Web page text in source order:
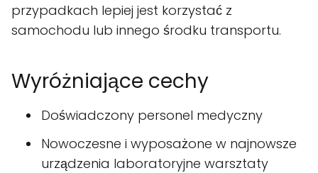
przypadkach lepiej jest korzystać z
samochodu lub innego środku transportu.
Wyróżniające cechy
Doświadczony personel medyczny
Nowoczesne i wyposażone w najnowsze
urządzenia laboratoryjne warsztaty